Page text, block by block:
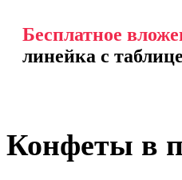
Бесплатное
линейка с
Конфеты в